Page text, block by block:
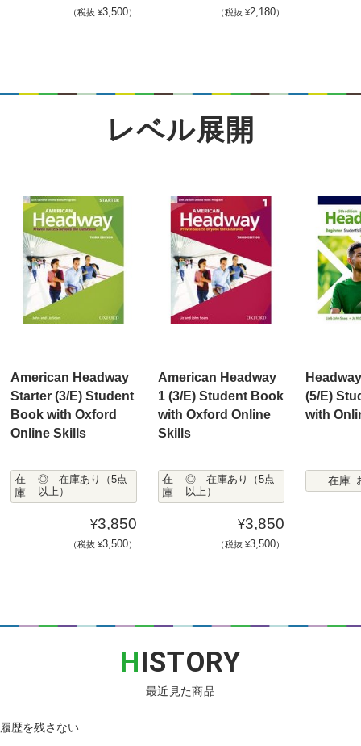
（税抜 ¥3,500） （税抜 ¥2,180）
レベル展開
American Headway
Starter (3/E) Student
Book with Oxford
Online Skills
在
庫
◎ 在庫あり（5点
以上）
¥3,850
（税抜 ¥3,500）
American Headway
1 (3/E) Student Book
with Oxford Online
Skills
在
庫
◎ 在庫あり（5点
以上）
¥3,850
（税抜 ¥3,500）
(5/E)
with
在庫
HISTORY
最近見た商品
履歴を残さない